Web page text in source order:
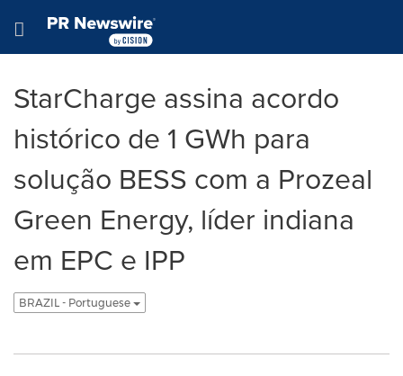
Hamburger menu
StarCharge assina acordo
histórico de 1 GWh para
solução BESS com a Prozeal
Green Energy, líder indiana
em EPC e IPP
BRAZIL - Portuguese